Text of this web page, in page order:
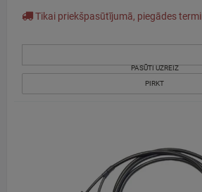
Tikai priekšpasūtījumā, piegādes
PASŪTI UZREIZ
PIRKT